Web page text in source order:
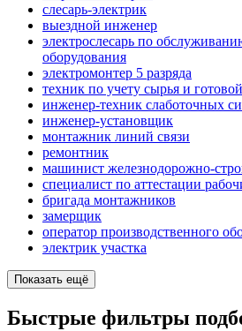
слесарь-электрик
выездной инженер
электрослесарь по
оборудования
электромонтер 5 разряда
техник по учету сырья и
инженер-техник слаботочных
инженер-установщик
монтажник линий связи
ремонтник
машинист железнодорожно-
специалист по аттестации
бригада монтажников
замерщик
оператор производственного
электрик участка
Показать ещё
Быстрые фильтры